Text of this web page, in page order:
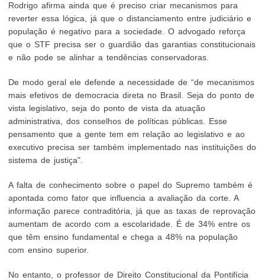
Rodrigo afirma ainda que é preciso criar mecanismos para
reverter essa lógica, já que o distanciamento entre judiciário e
população é negativo para a sociedade. O advogado reforça
que o STF precisa ser o guardião das garantias constitucionais
e não pode se alinhar a tendências conservadoras.
De modo geral ele defende a necessidade de “de mecanismos
mais efetivos de democracia direta no Brasil. Seja do ponto de
vista legislativo, seja do ponto de vista da atuação
administrativa, dos conselhos de políticas públicas. Esse
pensamento que a gente tem em relação ao legislativo e ao
executivo precisa ser também implementado nas instituições do
sistema de justiça".
A falta de conhecimento sobre o papel do Supremo também é
apontada como fator que influencia a avaliação da corte. A
informação parece contraditória, já que as taxas de reprovação
aumentam de acordo com a escolaridade. É de 34% entre os
que têm ensino fundamental e chega a 48% na população
com ensino superior.
No entanto, o professor de Direito Constitucional da Pontifícia